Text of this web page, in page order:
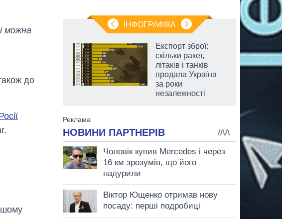
можна
до
ІНФОГРАФІКА
Київ та
ціллю
Експорт зброї:
скільки ракет,
літаків і танків
продала Україна
за роки
незалежності